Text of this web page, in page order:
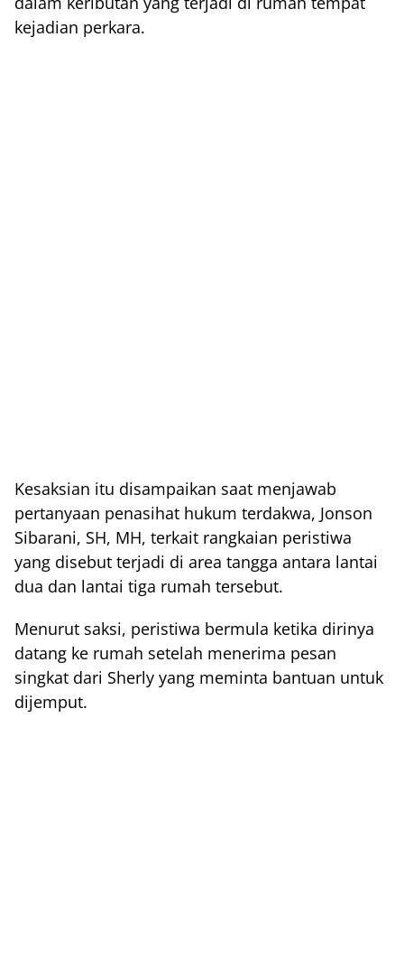
kejadian perkara.
Kesaksian itu disampaikan saat menjawab
pertanyaan penasihat hukum terdakwa, Jonson
Sibarani, SH, MH, terkait rangkaian peristiwa
yang disebut terjadi di area tangga antara lantai
dua dan lantai tiga rumah tersebut.
Menurut saksi, peristiwa bermula ketika dirinya
datang ke rumah setelah menerima pesan
singkat dari Sherly yang meminta bantuan untuk
dijemput.